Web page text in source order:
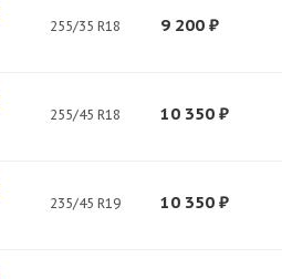
255/35 R18 9 200 ₽
255/45 R18 10 350 ₽
235/45 R19 10 350 ₽